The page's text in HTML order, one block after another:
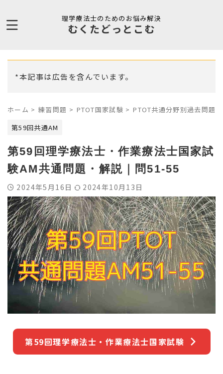
理学療法士のためのお悩み解決
むくたどっとこむ
*本記事は広告を含んでいます。
ホーム > 練習問題 > PTOT国家試験 > PTOT共通分野別過去問題
第59回共通AM
第59回理学療法士・作業療法士国家試
験AM共通問題・解説｜問51-55
2024年5月16日 2024年10月13日
第59回理学療法士・作業療法士国家試験